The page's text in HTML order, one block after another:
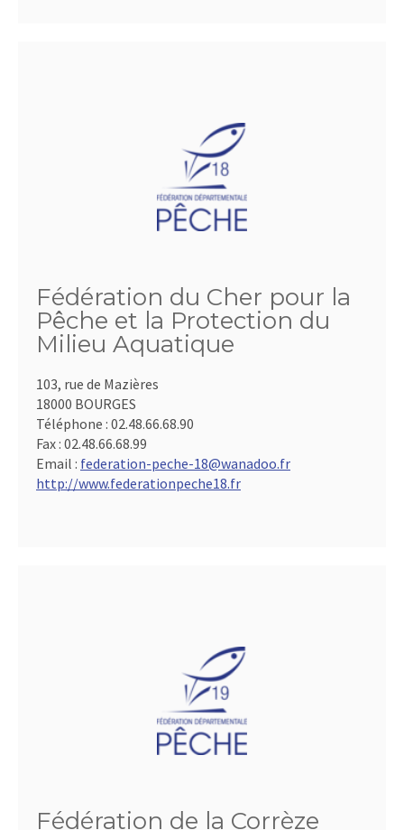
Fédération du Cher pour la
Pêche et la Protection du
Milieu Aquatique
103, rue de Mazières
18000 BOURGES
Téléphone : 02.48.66.68.90
Fax : 02.48.66.68.99
Email : federation-peche-18@wanadoo.fr
http://www.federationpeche18.fr
Fédération de la Corrèze